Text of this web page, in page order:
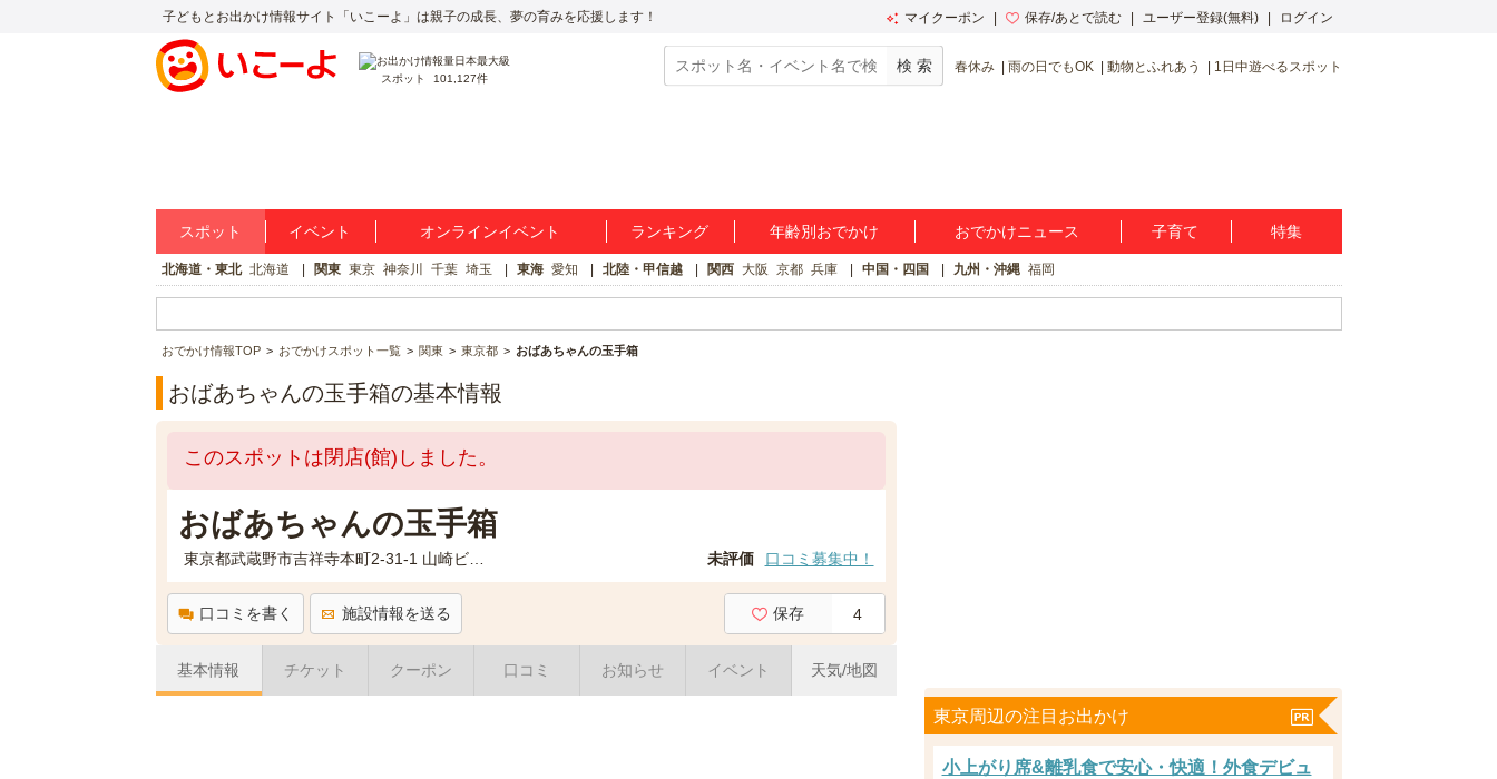
子どもとお出かけ情報サイト「いこーよ」は親子の成長、夢の育みを応援します！ マイクーポン 保存/あとで読む ユーザー登録(無料) ログイン
スポット 101,127件
春休み 雨の日でもOK 動物とふれあう 1日中遊べるスポット
スポット イベント オンラインイベント ランキング 年齢別おでかけ おでかけニュース 子育て 特集
北海道・東北 北海道 関東 東京 神奈川 千葉 埼玉 東海 愛知 北陸・甲信越 関西 大阪 京都 兵庫 中国・四国 九州・沖縄 福岡
おでかけ情報TOP おでかけスポット一覧 関東 東京都 おばあちゃんの玉手箱
おばあちゃんの玉手箱の基本情報
このスポットは閉店(館)しました。
おばあちゃんの玉手箱
東京都武蔵野市吉祥寺本町2-31-1 山崎ビル1-2F 未評価 口コミ募集中！
口コミを書く 施設情報を送る 保存 4
基本情報 チケット クーポン 口コミ お知らせ イベント 天気/地図
東京周辺の注目お出かけ
小上がり席&離乳食で安心・快適！外食デビュ